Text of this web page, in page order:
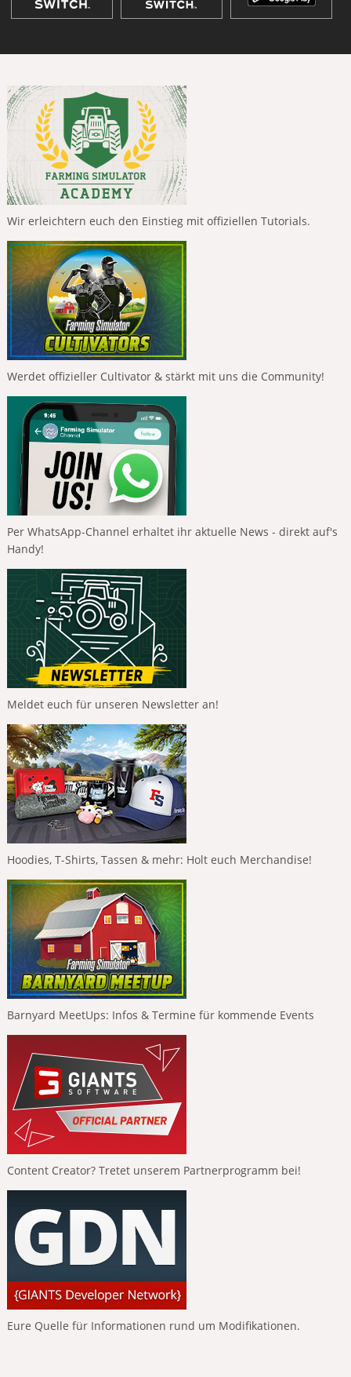
Wir erleichtern euch den Einstieg mit offiziellen Tutorials.
Werdet offizieller Cultivator & stärkt mit uns die Community!
Per WhatsApp-Channel erhaltet ihr aktuelle News - direkt auf's
Handy!
Meldet euch für unseren Newsletter an!
Hoodies, T-Shirts, Tassen & mehr: Holt euch Merchandise!
Barnyard MeetUps: Infos & Termine für kommende Events
Content Creator? Tretet unserem Partnerprogramm bei!
Eure Quelle für Informationen rund um Modifikationen.